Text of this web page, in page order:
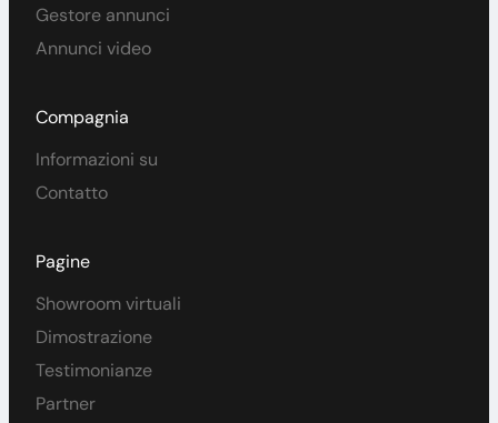
Gestore annunci
Annunci video
Compagnia
Informazioni su
Contatto
Pagine
Showroom virtuali
Dimostrazione
Testimonianze
Partner